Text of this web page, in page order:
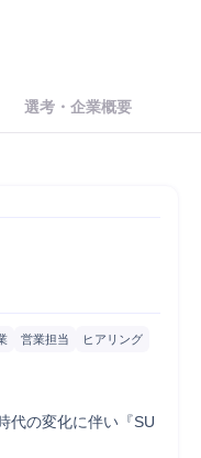
選考・企業概要
営業担当 ヒアリング
代の変化に伴い『SU